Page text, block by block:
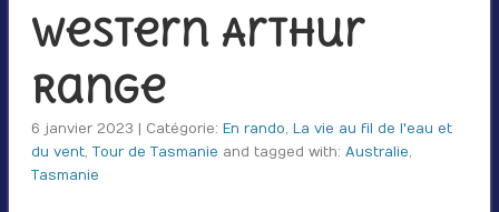
Western Arthur
Range
6 janvier 2023 | Catégorie: En rando, La vie au fil de l'eau et
du vent, Tour de Tasmanie and tagged with: Australie,
Tasmanie